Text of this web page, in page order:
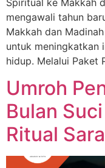
Spiritual ke Makkah
mengawali tahun
Makkah dan
untuk meningkatkan
hidup. Melalui Paket
Umroh
Bulan
Ritual